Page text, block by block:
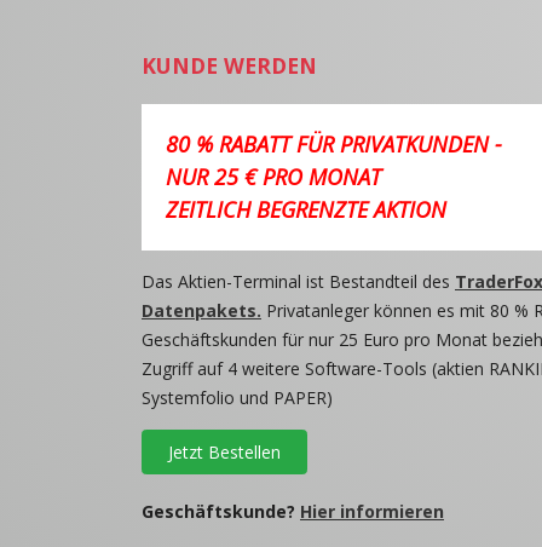
KUNDE WERDEN
80 % RABATT FÜR PRIVATKUNDEN -
NUR 25 € PRO MONAT
ZEITLICH BEGRENZTE AKTION
Das Aktien-Terminal ist Bestandteil des
Datenpakets. Privatanleger können es mit 80 %
Geschäftskunden für nur 25 Euro pro Monat
Zugriff auf 4 weitere Software-Tools (aktien
Systemfolio und PAPER)
Jetzt Bestellen
Geschäftskunde? Hier informieren